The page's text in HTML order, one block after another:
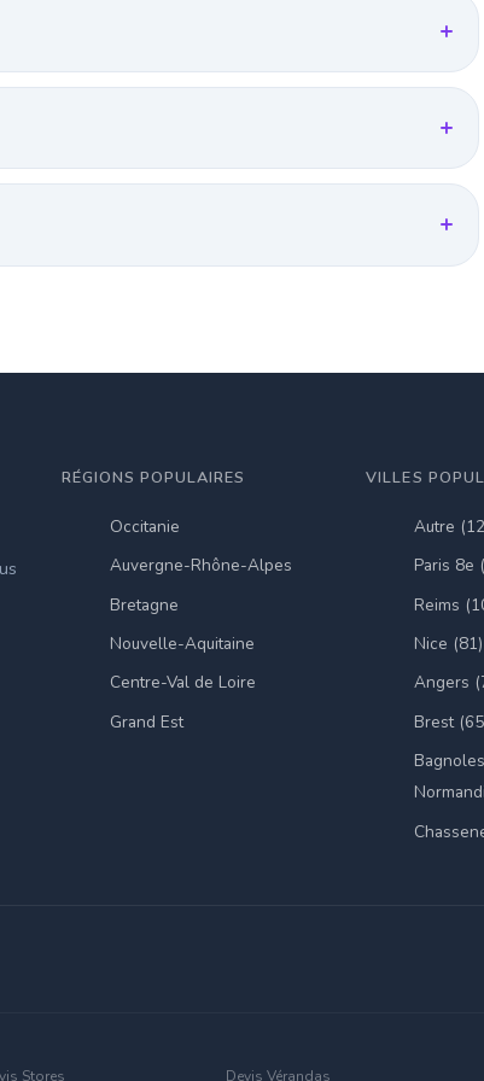
RÉGIONS POPULAIRES
Occitanie
Auvergne-Rhône-Alpes
Bretagne
Nouvelle-Aquitaine
Centre-Val de Loire
Grand Est
VILLES
Autre
Paris 8e
Reims
Nice (81)
Angers
Brest
Stores Devis Vérandas